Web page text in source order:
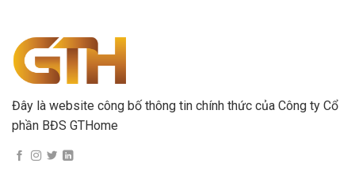
Đây là website công bố thông tin chính thức của Công ty Cổ
phần BĐS GTHome